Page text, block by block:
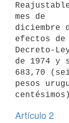
mes de
efectos
Decreto-
de 1974 y
683,70
pesos
Artículo 2